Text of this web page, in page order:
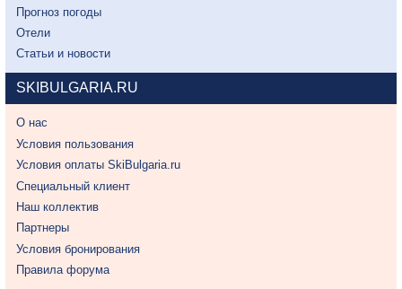
Прогноз погоды
Отели
Статьи и новости
SKIBULGARIA.RU
О нас
Условия пользования
Условия оплаты SkiBulgaria.ru
Специальный клиент
Наш коллектив
Партнеры
Условия бронирования
Правила форума